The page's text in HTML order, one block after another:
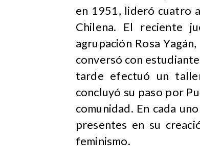
en 1951, lideró cuatro
Chilena. El reciente
agrupación Rosa
conversó con
tarde efectuó un
concluyó su paso por
comunidad. En cada
presentes en su
feminismo.